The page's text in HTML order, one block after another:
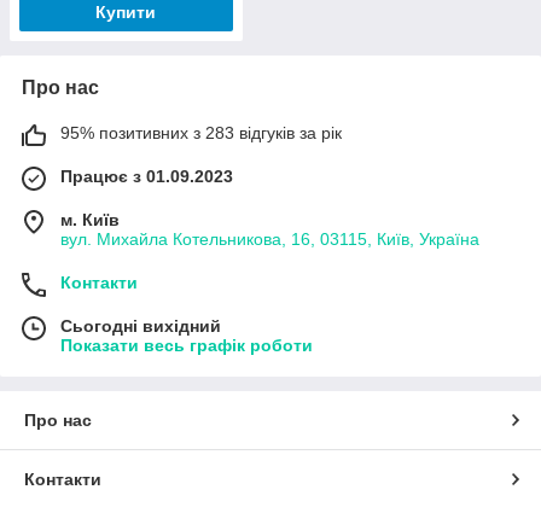
Купити
Про нас
95% позитивних з 283 відгуків за рік
Працює з 01.09.2023
м. Київ
вул. Михайла Котельникова, 16, 03115, Київ, Україна
Контакти
Сьогодні вихідний
Показати весь графік роботи
Про нас
Контакти